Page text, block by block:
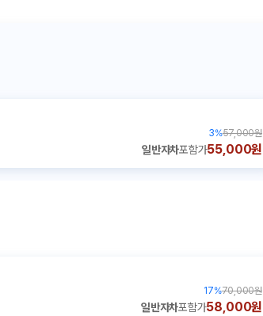
3%57,000원
일반자차포함가55,000원
17%70,000원
일반자차포함가58,000원